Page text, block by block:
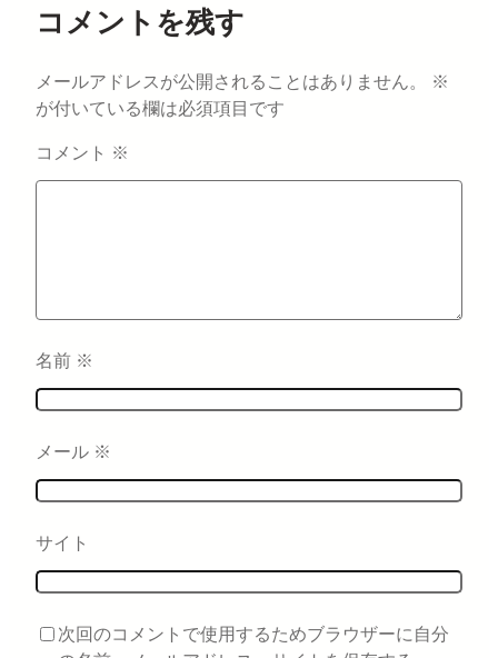
コメントを残す
メールアドレスが公開されることはありません。
※
が付いている欄は必須項目です
コメント ※
名前 ※
メール ※
サイト
次回のコメントで使用するためブラウザーに自分